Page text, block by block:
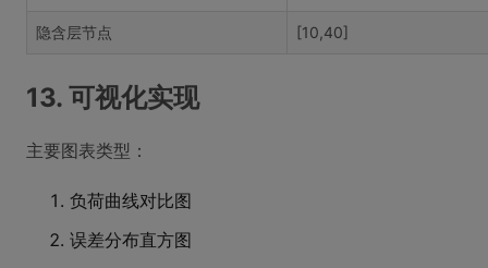
隐含层节点 [10,40]
13. 可视化实现
主要图表类型：
负荷曲线对比图
误差分布直方图